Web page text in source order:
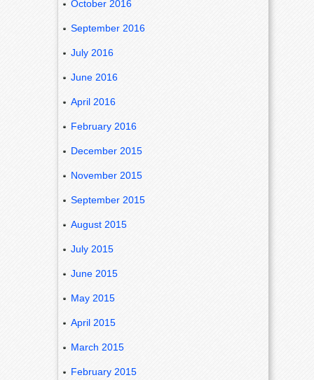
October 2016
September 2016
July 2016
June 2016
April 2016
February 2016
December 2015
November 2015
September 2015
August 2015
July 2015
June 2015
May 2015
April 2015
March 2015
February 2015